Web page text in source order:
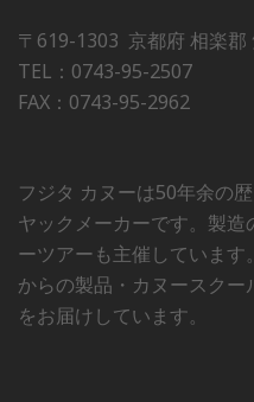
〒619-1303 京都府 相楽郡
TEL：0743-95-2507
FAX：0743-95-2962
フジタ カヌーは50年余の
ヤックメーカーです。製
ーツアーも主催していま
からの製品・カヌースク
をお届けしています。